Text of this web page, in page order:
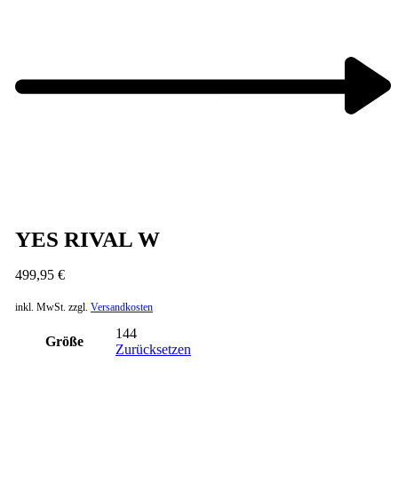
YES RIVAL W
499,95 €
inkl. MwSt. zzgl. Versandkosten
Größe
144
Zurücksetzen